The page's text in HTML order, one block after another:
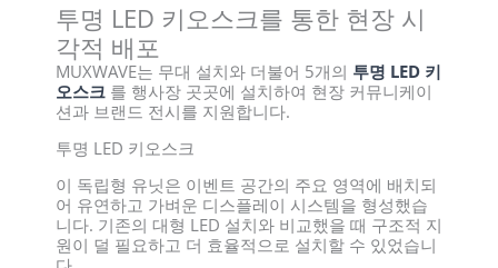
투명 LED 키오스크를 통한 현장 시
각적 배포
MUXWAVE는 무대 설치와 더불어 5개의 투명 LED 키
오스크 를 행사장 곳곳에 설치하여 현장 커뮤니케이
션과 브랜드 전시를 지원합니다.
투명 LED 키오스크
이 독립형 유닛은 이벤트 공간의 주요 영역에 배치되
어 유연하고 가벼운 디스플레이 시스템을 형성했습
니다. 기존의 대형 LED 설치와 비교했을 때 구조적 지
원이 덜 필요하고 더 효율적으로 설치할 수 있었습니